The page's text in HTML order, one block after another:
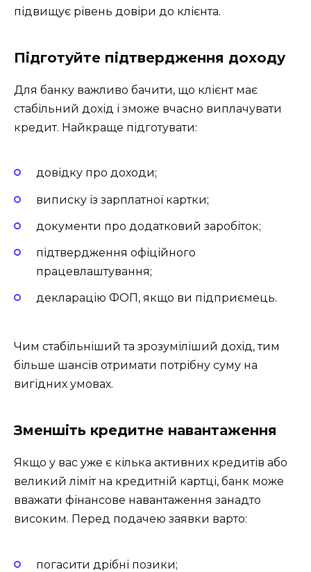
підвищує рівень довіри до клієнта.
Підготуйте підтвердження доходу
Для банку важливо бачити, що клієнт має
стабільний дохід і зможе вчасно виплачувати
кредит. Найкраще підготувати:
довідку про доходи;
виписку із зарплатної картки;
документи про додатковий заробіток;
підтвердження офіційного
працевлаштування;
декларацію ФОП, якщо ви підприємець.
Чим стабільніший та зрозуміліший дохід, тим
більше шансів отримати потрібну суму на
вигідних умовах.
Зменшіть кредитне навантаження
Якщо у вас уже є кілька активних кредитів або
великий ліміт на кредитній картці, банк може
вважати фінансове навантаження занадто
високим. Перед подачею заявки варто:
погасити дрібні позики;